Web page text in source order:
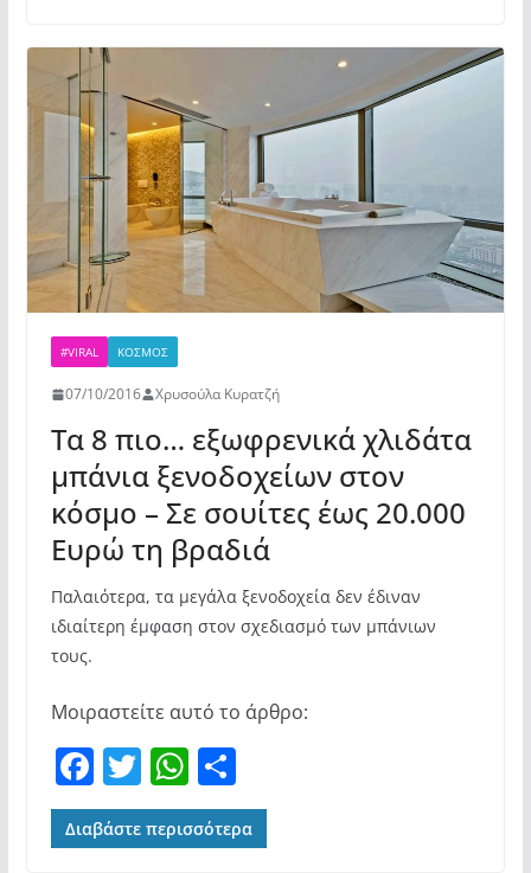
b
o
o
k
p
p
τε
ίτ
ε
#VIRAL ΚΌΣΜΟΣ
07/10/2016 Χρυσούλα Κυρατζή
Τα 8 πιο… εξωφρενικά χλιδάτα
μπάνια ξενοδοχείων στον
κόσμο – Σε σουίτες έως 20.000
Ευρώ τη βραδιά
Παλαιότερα, τα μεγάλα ξενοδοχεία δεν έδιναν
ιδιαίτερη έμφαση στον σχεδιασμό των μπάνιων
τους.
Μοιραστείτε αυτό το άρθρο:
F
a
c
T
w
itt
W
h
at
Μ
οι
ρ
Διαβάστε περισσότερα